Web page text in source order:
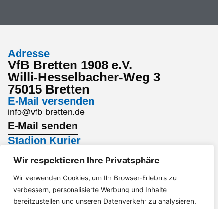
Wir respektieren Ihre Privatsphäre
Wir verwenden Cookies, um Ihr Browser-Erlebnis zu
verbessern, personalisierte Werbung und Inhalte
bereitzustellen und unseren Datenverkehr zu analysieren.
Adresse
VfB Bretten 1908 e.V.
Willi-Hesselbacher-Weg 3
75015 Bretten
E-Mail versenden
info@vfb-bretten.de
E-Mail senden
Stadion Kurier
Stadion Kurier
Interesse an einem Sponsoring?
Gerne per Mail an marketing@vfb-bretten.de.
Anfrage senden